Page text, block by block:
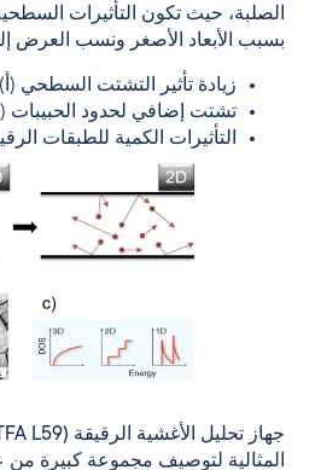
الصلبة، حيث تكون التأثيرات
بسبب الأبعاد الأصغر ونسب العرض
زيادة تأثير التشتت السطحي (أ)
تشتت إضافي لحدود الحبيبات
التأثيرات الكمية للطبقات
جهاز تحليل الأغشية الرقيقة LINSEIS (TFA L59)
المثالية لتوصيف مجموعة كبيرة من